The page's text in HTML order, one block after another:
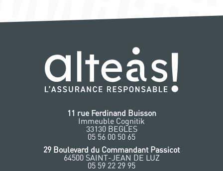
11 rue Ferdinand Buisson
Immeuble Cognitik
33130 BEGLES
‭05 56 00 50 65
‭29 Boulevard du Commandant Passicot
64500 SAINT-JEAN DE LUZ
05 59 22 29 95